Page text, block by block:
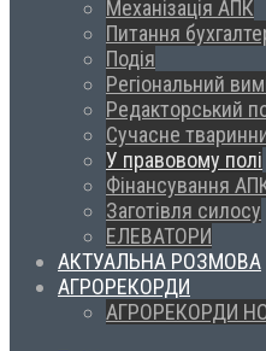
Механізація АПК
Питання
Подія
Регіональний
Редакторський
Сучасне
У правовому полі
Фінансування
Заготівля силосу
ЕЛЕВАТОРИ
АКТУАЛЬНА РОЗМОВА
АГРОРЕКОРДИ
АГРОРЕКОРДИ